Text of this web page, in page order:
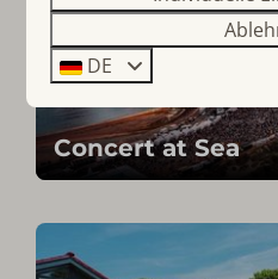
Concert at Sea
DE